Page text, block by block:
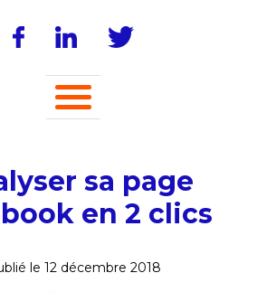
sa page
en 2 clics
le 12 décembre 2018